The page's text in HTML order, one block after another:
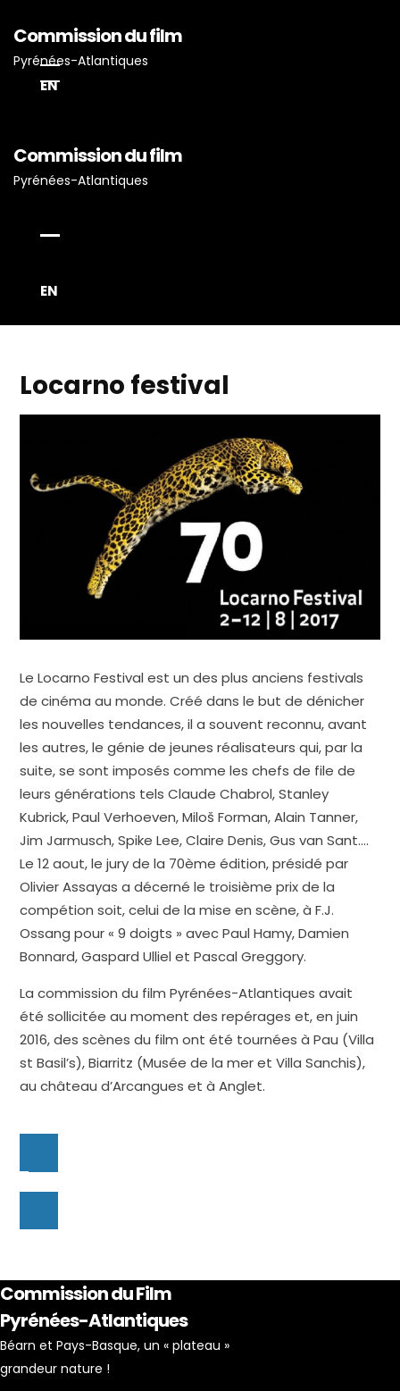
Commission du film
Pyrénées-Atlantiques
EN
Commission du film
Pyrénées-Atlantiques
EN
Accueil
Actualités
Locarno festival
Le Locarno Festival est un des plus anciens festivals
de cinéma au monde. Créé dans le but de dénicher
les nouvelles tendances, il a souvent reconnu, avant
les autres, le génie de jeunes réalisateurs qui, par la
suite, se sont imposés comme les chefs de file de
leurs générations tels Claude Chabrol, Stanley
Kubrick, Paul Verhoeven, Miloš Forman, Alain Tanner,
Jim Jarmusch, Spike Lee, Claire Denis, Gus van Sant….
Le 12 aout, le jury de la 70ème édition, présidé par
Olivier Assayas a décerné le troisième prix de la
compétion soit, celui de la mise en scène, à F.J.
Ossang pour « 9 doigts » avec Paul Hamy, Damien
Bonnard, Gaspard Ulliel et Pascal Greggory.
La commission du film Pyrénées-Atlantiques avait
été sollicitée au moment des repérages et, en juin
2016, des scènes du film ont été tournées à Pau (Villa
st Basil’s), Biarritz (Musée de la mer et Villa Sanchis),
au château d’Arcangues et à Anglet.
Commission du Film
Pyrénées-Atlantiques
Béarn et Pays-Basque, un « plateau »
grandeur nature !